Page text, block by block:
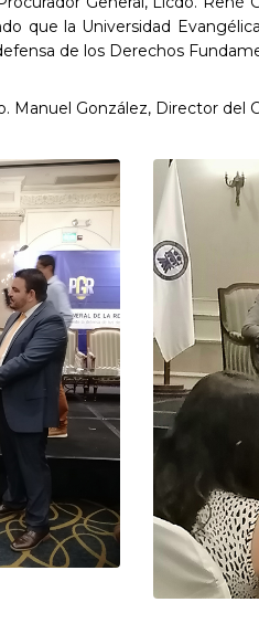
que la Universidad
de los Derechos
Manuel González, Director del